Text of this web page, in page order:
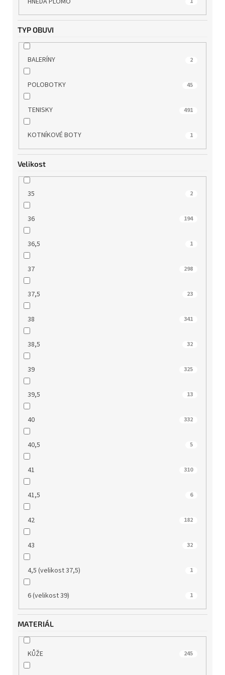
TAMARIS 87
TBS
TOM TAILOR
WILD
WINK
WONDERS 13
TYP OBUVI
BALERÍNY 2
POLOBOTKY 45
TENISKY 491
KOTNÍKOVÉ BOTY 1
Velikost
35 2
36 194
36,5 1
37 298
37,5 23
38 341
38,5 32
39 325
39,5 13
40 332
40,5 5
41 310
41,5 6
42 182
43 32
4,5 (velikost 37,5) 1
6 (velikost 39) 1
MATERIÁL
KŮŽE 245